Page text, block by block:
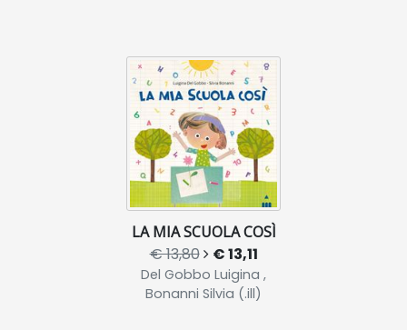
LA MIA SCUOLA COSÌ
€ 13,80 € 13,11
Del Gobbo Luigina ,
Bonanni Silvia (.ill)